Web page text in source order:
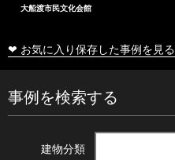
大船渡市民文化会館
❤ お気に入り保存した事例を見る
事例を検索する
建物分類